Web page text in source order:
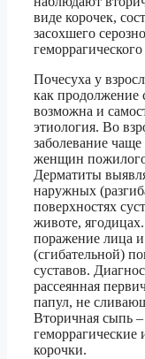
виде корочек,
засохшего
геморрагического
Почесуха у
как продолжение
возможна и
этиология. Во
заболевание чаще
женщин пожилого
Дерматиты
наружных
поверхностях
животе,
поражение лица
(сгибательной)
суставов.
рассеянная
папул, не
Вторичная сыпь –
геморрагические
корочки.